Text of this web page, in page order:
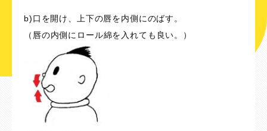
b)口を開け、上下の唇を内側にのばす。
（唇の内側にロール綿を入れても良い。）